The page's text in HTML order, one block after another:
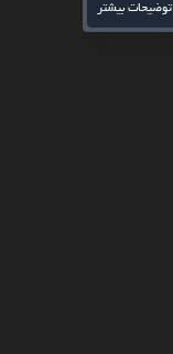
توضیحات بیشتر